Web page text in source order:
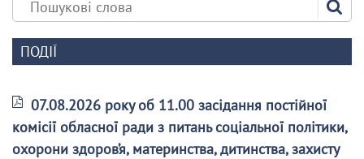
ПОДІЇ
07.08.2026 року об 11.00 засідання постійної
комісії обласної ради з питань соціальної політики,
охорони здоров’я, материнства, дитинства, захисту